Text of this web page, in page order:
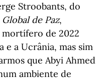
Stroobants, do
de Paz,
de 2022
e a Ucrânia, mas sim
que Abyi Ahmed
ambiente de